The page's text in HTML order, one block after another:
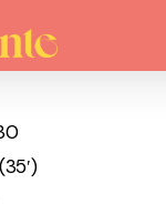
(35′)